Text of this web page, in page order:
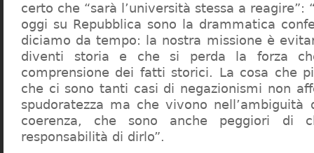
certo che “sarà l’università stessa a reagire”:
oggi su Repubblica sono la drammatica
diciamo da tempo: la nostra missione è
diventi storia e che si perda la forza
comprensione dei fatti storici. La cosa che
che ci sono tanti casi di negazionismi non
spudoratezza ma che vivono nell’ambiguità
coerenza, che sono anche peggiori di
responsabilità di dirlo”.